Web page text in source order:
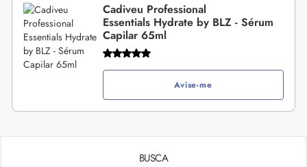
Cadiveu Professional
Essentials Hydrate by BLZ - Sérum
Capilar 65ml
Avise-me
BUSCA